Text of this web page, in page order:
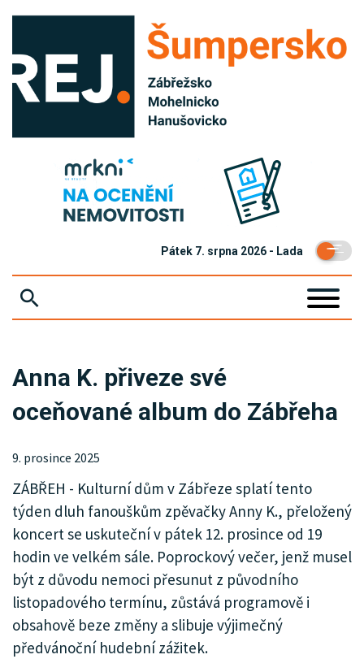
Pátek 7. srpna 2026 - Lada
KRIMI
SPORT
KULTURA
SPOLEČNOST
MENU
INZERCE
ARCHIV
Anna K. přiveze své
oceňované album do Zábřeha
9. prosince 2025
ZÁBŘEH - Kulturní dům v Zábřeze splatí tento
týden dluh fanouškům zpěvačky Anny K., přeložený
koncert se uskuteční v pátek 12. prosince od 19
hodin ve velkém sále. Poprockový večer, jenž musel
být z důvodu nemoci přesunut z původního
listopadového termínu, zůstává programově i
obsahově beze změny a slibuje výjimečný
předvánoční hudební zážitek.